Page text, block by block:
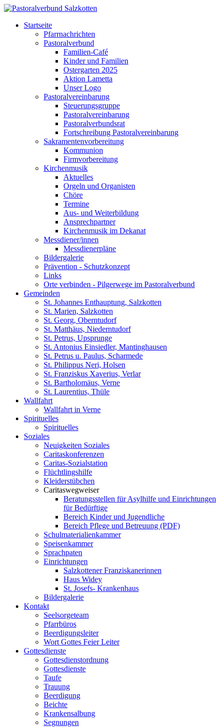
Startseite
Pfarrnachrichten
Pastoralverbund
Familien-Café
Kinder und Familien
Ostergarten 2025
Aktion Lametta
Unser Logo
Pastoralvereinbarung
Steuerungsgruppe
Pastoralvereinbarung
Pastoralverbundsrat
Fortschreibung Pastoralvereinbarung
Sakramentenvorbereitung
Kommunion
Firmvorbereitung
Kirchenmusik
Aktuelles
Orgeln und Organisten
Chöre
Termine
Aus- und Weiterbildung
Ansprechpartner
Kirchenmusik im Dekanat
Messdiener/innen
Messdienerpläne
Bildergalerie
Prävention - Schutzkonzept
Links
Orte verbinden - Pilgerwege im Pastoralverbund
Gemeinden
St. Johannes Enthauptung, Salzkotten
St. Marien, Salzkotten
St. Georg, Oberntudorf
St. Matthäus, Niederntudorf
St. Petrus, Upsprunge
St. Antonius Einsiedler, Mantinghausen
St. Petrus u. Paulus, Scharmede
St. Philippus Neri, Holsen
St. Franziskus Xaverius, Verlar
St. Bartholomäus, Verne
St. Laurentius, Thüle
Wallfahrt
Wallfahrt in Verne
Spirituelles
Spirituelles
Soziales
Neuigkeiten Soziales
Caritaskonferenzen
Caritas-Sozialstation
Flüchtlingshilfe
Kleiderstübchen
Caritaswegweiser
Beratungsstellen für Asylhilfe und Einrichtungen
für Bedürftige
Bereich Kinder und Jugendliche
Bereich Pflege und Betreuung (PDF)
Schulmaterialienkammer
Speisenkammer
Sprachpaten
Einrichtungen
Salzkottener Franziskanerinnen
Haus Widey
St. Josefs- Krankenhaus
Bildergalerie
Kontakt
Seelsorgeteam
Pfarrbüros
Beerdigungsleiter
Wort Gottes Feier Leiter
Gottesdienste
Gottesdienstordnung
Gottesdienste
Taufe
Trauung
Beerdigung
Beichte
Krankensalbung
Segnungen